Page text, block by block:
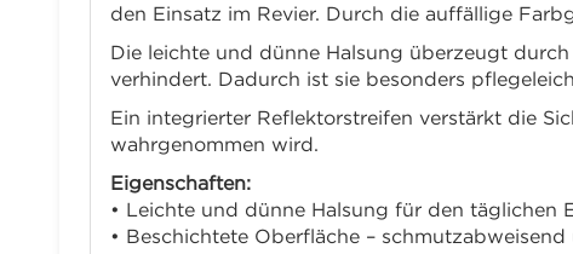
den Einsatz im Revier. Durch die auffällige
Die leichte und dünne Halsung überzeugt
verhindert. Dadurch ist sie besonders
Ein integrierter Reflektorstreifen verstärkt die
wahrgenommen wird.
Eigenschaften:
• Leichte und dünne Halsung für den täglichen
• Beschichtete Oberfläche –